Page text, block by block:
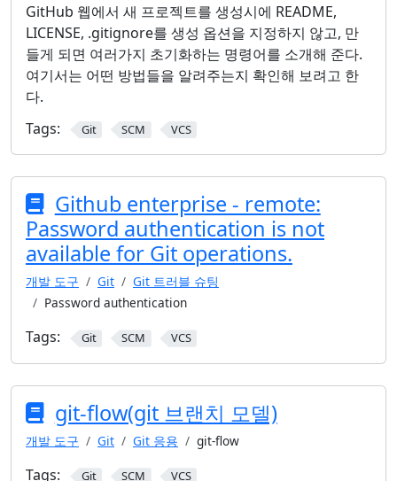
GitHub 웹에서 새 프로젝트를 생성시에 README,
LICENSE, .gitignore를 생성 옵션을 지정하지 않고, 만
들게 되면 여러가지 초기화하는 명령어를 소개해 준다.
여기서는 어떤 방법들을 알려주는지 확인해 보려고 한
다.
Tags:
Git SCM VCS
Github enterprise - remote:
Password authentication is not
available for Git operations.
개발 도구 Git
Git 트러블 슈팅
Password authentication
Tags: Git SCM VCS
git-flow(git 브랜치 모델)
개발 도구 Git Git 응용 git-flow
Tags: Git SCM VCS